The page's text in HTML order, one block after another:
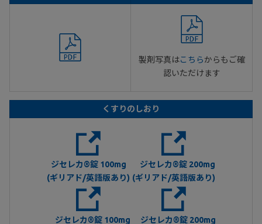
製剤写真はこちらからもご確
認いただけます
くすりのしおり
ジセレカ®錠 100mg
(ギリアド/英語版あり)
ジセレカ®錠 200mg
(ギリアド/英語版あり)
ジセレカ®錠 100mg
ジセレカ®錠 200mg